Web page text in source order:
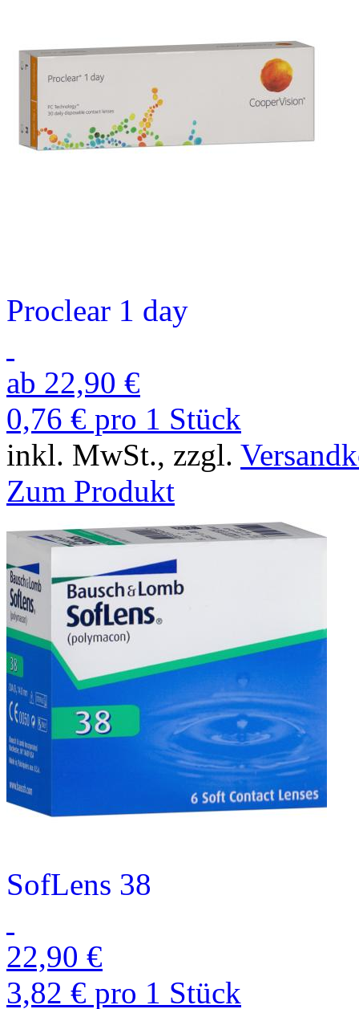
Proclear 1 day
ab 22,90 €
0,76 € pro 1 Stück
inkl. MwSt., zzgl.
Zum Produkt
SofLens 38
22,90 €
3,82 € pro 1 Stück